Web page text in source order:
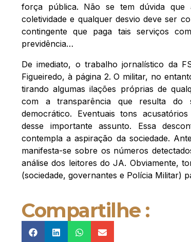
força pública. Não se tem dúvida
coletividade e qualquer desvio deve ser
contingente que paga tais serviços
previdência…
De imediato, o trabalho jornalístico da
Figueiredo, à página 2. O militar, no
tirando algumas ilações próprias de
com a transparência que resulta do
democrático. Eventuais tons
desse importante assunto. Essa
contempla a aspiração da sociedade.
manifesta-se sobre os números
análise dos leitores do JA. Obviamente,
(sociedade, governantes e Polícia Militar)
Compartilhe :